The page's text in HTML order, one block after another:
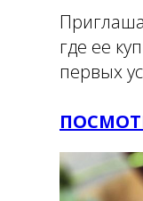
где ее
первых